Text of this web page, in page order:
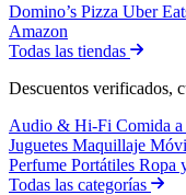
Domino’s Pizza Uber
Amazon
Todas las tiendas
Descuentos verificados,
Audio & Hi-Fi Comida
Juguetes Maquillaje
Perfume Portátiles Ropa
Todas las categorías